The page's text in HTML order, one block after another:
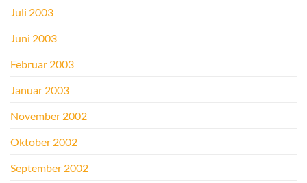
Juli 2003
Juni 2003
Februar 2003
Januar 2003
November 2002
Oktober 2002
September 2002